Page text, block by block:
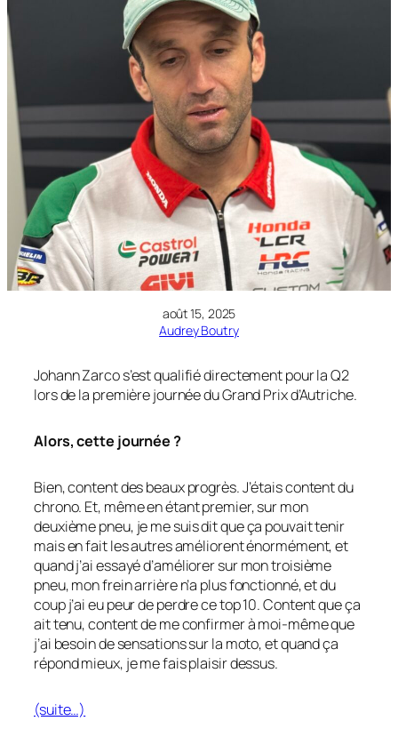
août 15, 2025
Audrey Boutry
Johann Zarco s’est qualifié directement pour la Q2
lors de la première journée du Grand Prix d’Autriche.
Alors, cette journée ?
Bien, content des beaux progrès. J’étais content du
chrono. Et, même en étant premier, sur mon
deuxième pneu, je me suis dit que ça pouvait tenir
mais en fait les autres améliorent énormément, et
quand j’ai essayé d’améliorer sur mon troisième
pneu, mon frein arrière n’a plus fonctionné, et du
coup j’ai eu peur de perdre ce top 10. Content que ça
ait tenu, content de me confirmer à moi-même que
j’ai besoin de sensations sur la moto, et quand ça
répond mieux, je me fais plaisir dessus.
(suite…)